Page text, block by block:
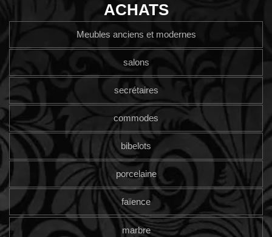
ACHATS
Meubles anciens et modernes
salons
secrétaires
commodes
bibelots
porcelaine
faïence
marbre